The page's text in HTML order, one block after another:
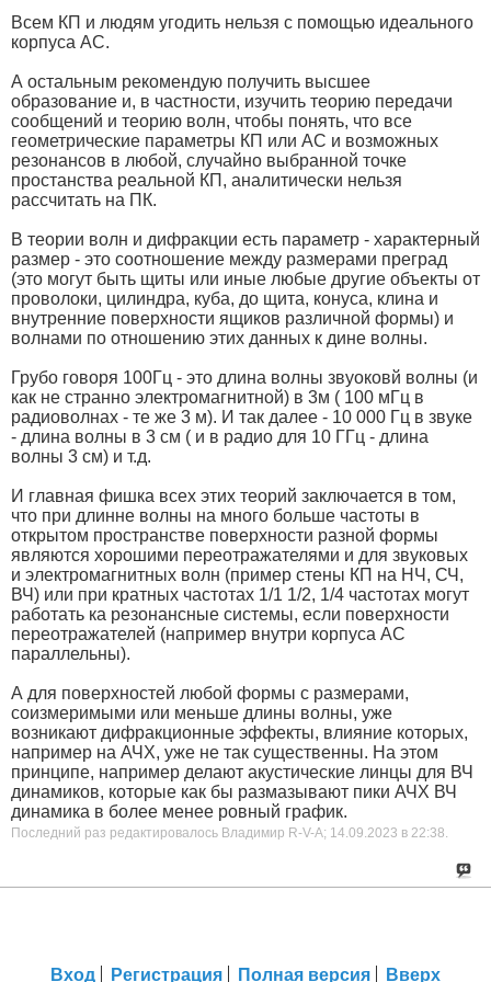
Всем КП и людям угодить нельзя с помощью идеального
корпуса АС.
А остальным рекомендую получить высшее
образование и, в частности, изучить теорию передачи
сообщений и теорию волн, чтобы понять, что все
геометрические параметры КП или АС и возможных
резонансов в любой, случайно выбранной точке
простанства реальной КП, аналитически нельзя
рассчитать на ПК.
В теории волн и дифракции есть параметр - характерный
размер - это соотношение между размерами преград
(это могут быть щиты или иные любые другие объекты от
проволоки, цилиндра, куба, до щита, конуса, клина и
внутренние поверхности ящиков различной формы) и
волнами по отношению этих данных к дине волны.
Грубо говоря 100Гц - это длина волны звуоковй волны (и
как не странно электромагнитной) в 3м ( 100 мГц в
радиоволнах - те же 3 м). И так далее - 10 000 Гц в звуке
- длина волны в 3 см ( и в радио для 10 ГГц - длина
волны 3 см) и т.д.
И главная фишка всех этих теорий заключается в том,
что при длинне волны на много больше частоты в
открытом пространстве поверхности разной формы
являются хорошими переотражателями и для звуковых
и электромагнитных волн (пример стены КП на НЧ, СЧ,
ВЧ) или при кратных частотах 1/1 1/2, 1/4 частотах могут
работать ка резонансные системы, если поверхности
переотражателей (например внутри корпуса АС
параллельны).
А для поверхностей любой формы с размерами,
соизмеримыми или меньше длины волны, уже
возникают дифракционные эффекты, влияние которых,
например на АЧХ, уже не так существенны. На этом
принципе, например делают акустические линцы для ВЧ
динамиков, которые как бы размазывают пики АЧХ ВЧ
динамика в более менее ровный график.
Последний раз редактировалось Владимир R-V-A; 14.09.2023 в 22:38.
Вход Регистрация Полная версия Вверх